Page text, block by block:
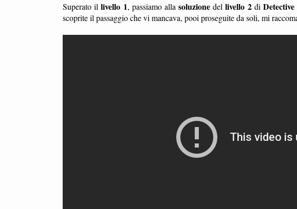
Superato illivello 1, passiamo allasoluzione dellivello 2di
scoprite il passaggio che vi mancava, pooi proseguite da soli, mi